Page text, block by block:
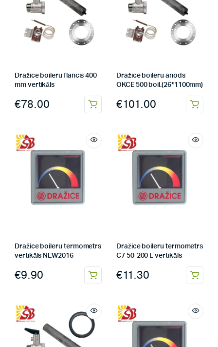
Dražice boileru flancis 400
mm vertikāls
€78.00
Dražice boileru anods
OKCE 500 boil.(26*1100mm)
€101.00
Dražice boileru termometrs
vertikāls NEW2016
€9.90
Dražice boileru termometrs
C7 50-200 L vertikāls
€11.30